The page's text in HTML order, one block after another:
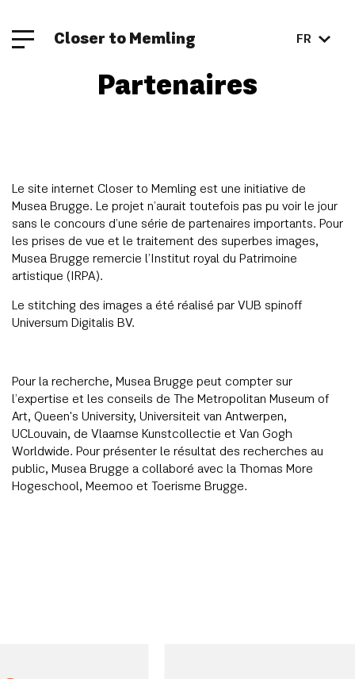
Closer to Memling FR
Partenaires
Le site internet Closer to Memling est une initiative de
Musea Brugge. Le projet n’aurait toutefois pas pu voir le jour
sans le concours d’une série de partenaires importants. Pour
les prises de vue et le traitement des superbes images,
Musea Brugge remercie l’Institut royal du Patrimoine
artistique (IRPA).
Le stitching des images a été réalisé par VUB spinoff
Universum Digitalis BV.
Pour la recherche, Musea Brugge peut compter sur
l’expertise et les conseils de The Metropolitan Museum of
Art, Queen's University, Universiteit van Antwerpen,
UCLouvain, de Vlaamse Kunstcollectie et Van Gogh
Worldwide. Pour présenter le résultat des recherches au
public, Musea Brugge a collaboré avec la Thomas More
Hogeschool, Meemoo et Toerisme Brugge.